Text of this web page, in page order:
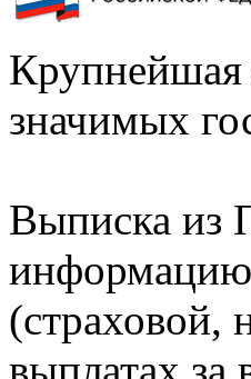
Крупнейшая
значимых
Выписка
информацию
(страховой,
выплатах за